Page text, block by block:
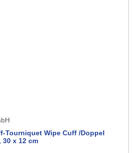
Tourniquet Wipe Cuff /Doppel
x 12 cm